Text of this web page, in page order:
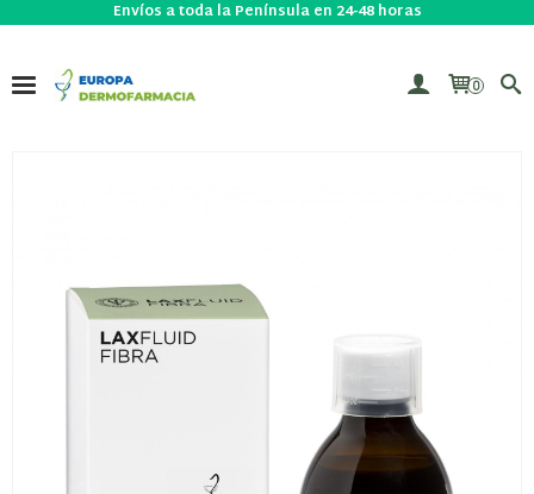
Envíos a toda la Península en 24-48 horas
0